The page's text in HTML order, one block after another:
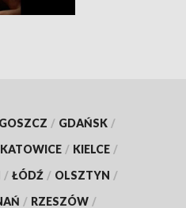
/ GDAŃSK /
KATOWICE / KIELCE /
/ ŁÓDŹ / OLSZTYN /
/ RZESZÓW /